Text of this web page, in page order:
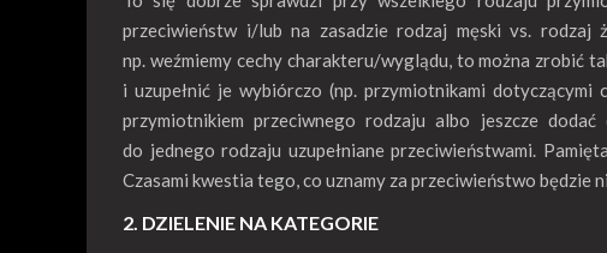
przeciwieństw i/lub na zasadzie rodzaj męski vs.
np. weźmiemy cechy charakteru/wyglądu, to można zrobić
i uzupełnić je wybiórczo (np. przymiotnikami
przymiotnikiem przeciwnego rodzaju albo jeszcze
do jednego rodzaju uzupełniane przeciwieństwami.
Czasami kwestia tego, co uznamy za przeciwieństwo
2. DZIELENIE NA KATEGORIE